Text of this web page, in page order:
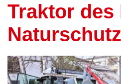
Traktor des
Naturschutz